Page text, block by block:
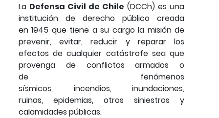
La Defensa Civil de Chile (DCCh) es una
institución de derecho público creada
en 1945 que tiene a su cargo la misión de
prevenir, evitar, reducir y reparar los
efectos de cualquier catástrofe sea que
provenga de conflictos armados o
de fenómenos
sísmicos, incendios, inundaciones,
ruinas, epidemias, otros siniestros y
calamidades públicas.